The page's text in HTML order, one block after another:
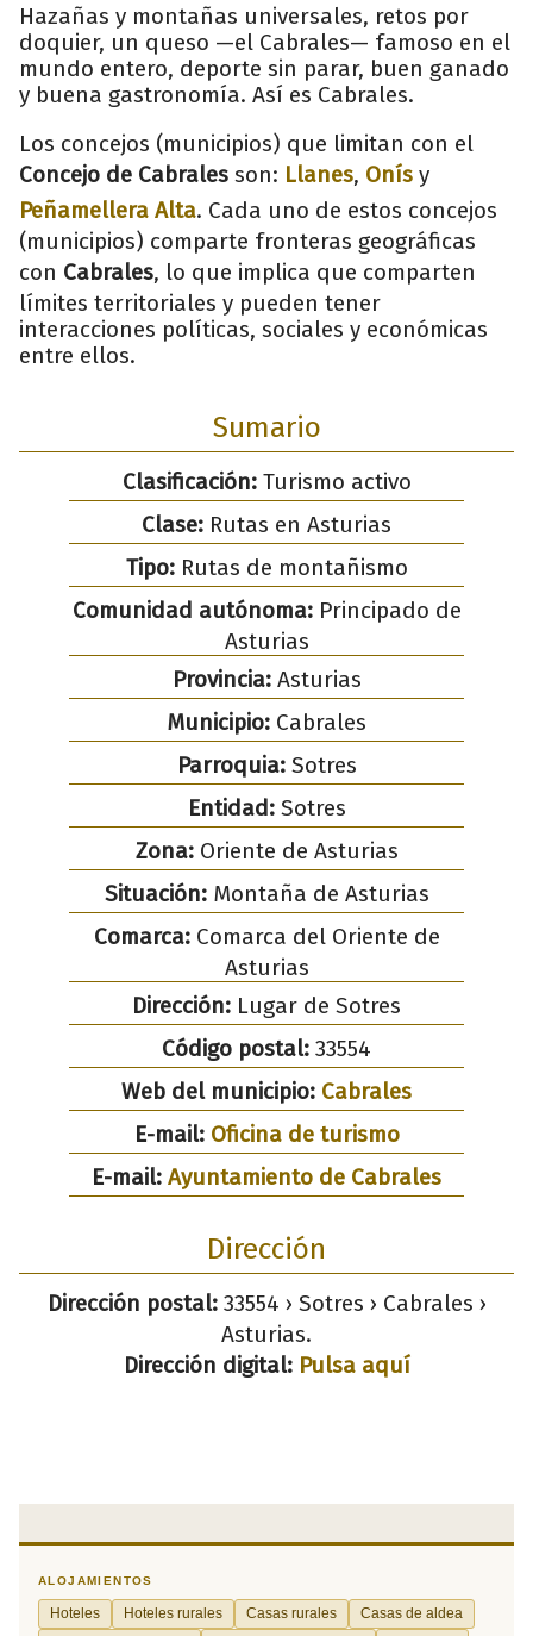
Hazañas y montañas universales, retos por
doquier, un queso —el Cabrales— famoso en el
mundo entero, deporte sin parar, buen ganado
y buena gastronomía. Así es Cabrales.
Los concejos (municipios) que limitan con el
Concejo de Cabrales son: Llanes, Onís y
Peñamellera Alta. Cada uno de estos concejos
(municipios) comparte fronteras geográficas
con Cabrales, lo que implica que comparten
límites territoriales y pueden tener
interacciones políticas, sociales y económicas
entre ellos.
Sumario
Clasificación:Turismo activo
Clase: Rutas en Asturias
Tipo:Rutas de montañismo
Comunidad autónoma:Principado de
Asturias
Provincia:Asturias
Municipio: Cabrales
Parroquia:Sotres
Entidad:Sotres
Zona:Oriente de Asturias
Situación:Montaña de Asturias
Comarca:Comarca del Oriente de
Asturias
Dirección: Lugar de Sotres
Código postal: 33554
Web del municipio: Cabrales
E-mail: Oficina de turismo
E-mail: Ayuntamiento de Cabrales
Dirección
Dirección postal:33554 › Sotres › Cabrales ›
Asturias.
Dirección digital: Pulsa aquí